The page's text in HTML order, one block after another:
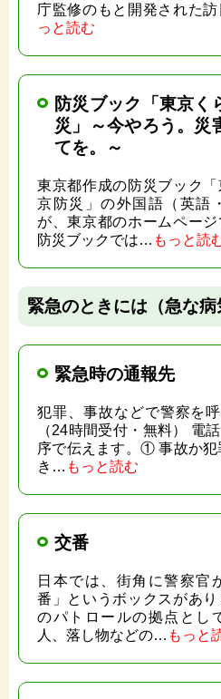
庁監修のもと開発された
っと読む
防災ブック「東京く
災」～今やろう。災
てを。～
東京都作成の防災ブック
京防災」の外国語（英語
が、東京都のホームページ
防災ブックでは… もっと読
緊急のときには（急な病
緊急時の通報先
犯罪、事故などで警察を
（24時間受付・無料） 電
序で伝えます。① 事故か
き… もっと読む
交番
日本では、街角に警察官
番」というボックスがあ
のパトロールの拠点とし
人、落し物などの… もっと